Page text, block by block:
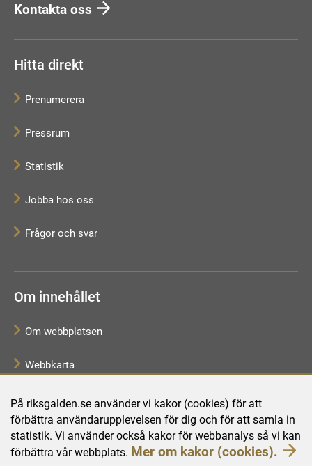
På riksgalden.se använder vi kakor (cookies) för att
förbättra användarupplevelsen för dig och för att samla in
statistik. Vi använder också kakor för webbanalys så vi kan
förbättra vår webbplats. Mer om kakor (cookies).
Kontakta oss
Hitta direkt
Prenumerera
Pressrum
Statistik
Jobba hos oss
Frågor och svar
Om innehållet
Om webbplatsen
Webbkarta
Tillgänglighetsredogörelse
Behandling av personuppgifter